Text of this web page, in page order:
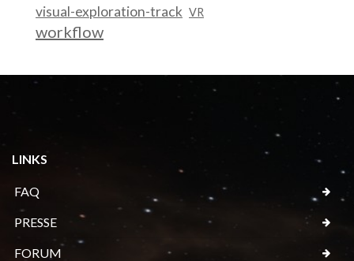
visual-exploration-track VR
workflow
LINKS
FAQ
PRESSE
FORUM